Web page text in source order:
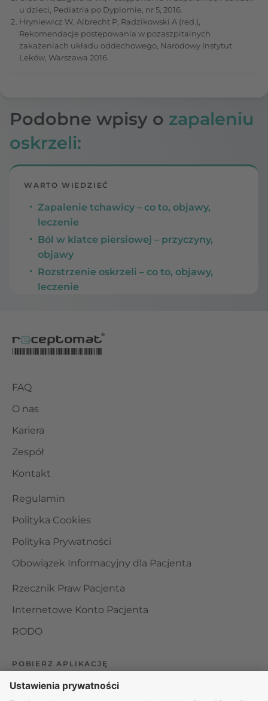
u dzieci, Pediatria po Dyplomie, nr 5, 2016.
Hryniewicz W, Albrecht P, Radzikowski A (red.),
Rekomendacje postępowania w pozaszpitalnych
zakażeniach układu oddechowego, Narodowy Instytut
Leków, Warszawa 2016.
Podobne wpisy o zapaleniu
oskrzeli:
WARTO WIEDZIEĆ
Zapalenie tchawicy – co to, objawy,
leczenie
Ból w klatce piersiowej – przyczyny,
objawy
Rozstrzenie oskrzeli – co to, objawy,
leczenie
FAQ
O nas
Kariera
Zespół
Kontakt
Regulamin
Polityka Cookies
Polityka Prywatności
Obowiązek Informacyjny dla Pacjenta
Rzecznik Praw Pacjenta
Internetowe Konto Pacjenta
RODO
POBIERZ APLIKACJĘ